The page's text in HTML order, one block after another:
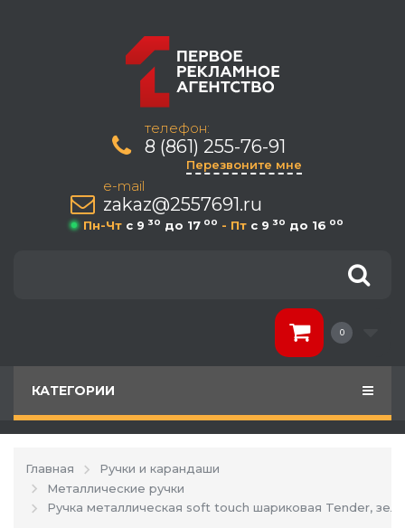
телефон:
8 (861) 255-76-91
Перезвоните мне
e-mail
zakaz@2557691.ru
Пн-Чт c 9 30 до 17 00 - Пт c 9 30 до 16 00
0
КАТЕГОРИИ
Главная
Ручки и карандаши
Металлические ручки
Ручка металлическая soft touch шариковая Tender,